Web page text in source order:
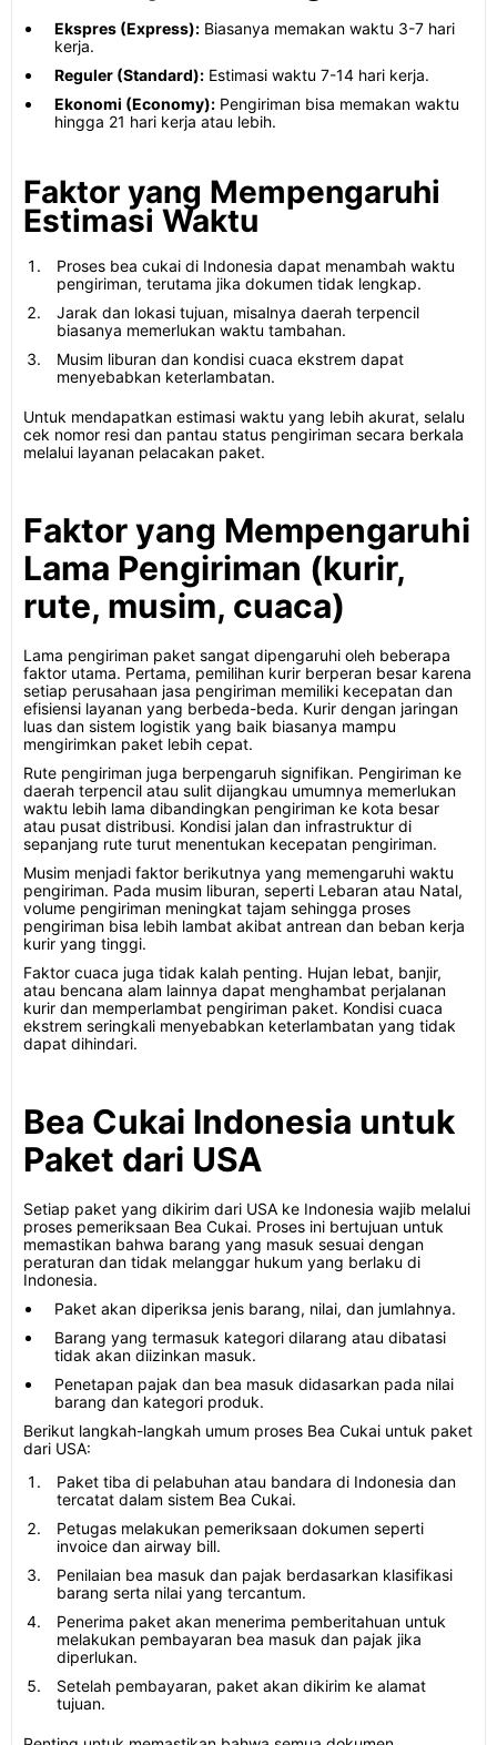
Ekspres (Express): Biasanya memakan waktu 3-7 hari
kerja.
Reguler (Standard): Estimasi waktu 7-14 hari kerja.
Ekonomi (Economy): Pengiriman bisa memakan waktu
hingga 21 hari kerja atau lebih.
Faktor yang Mempengaruhi
Estimasi Waktu
Proses bea cukai di Indonesia dapat menambah waktu
pengiriman, terutama jika dokumen tidak lengkap.
Jarak dan lokasi tujuan, misalnya daerah terpencil
biasanya memerlukan waktu tambahan.
Musim liburan dan kondisi cuaca ekstrem dapat
menyebabkan keterlambatan.
Untuk mendapatkan estimasi waktu yang lebih akurat, selalu
cek nomor resi dan pantau status pengiriman secara berkala
melalui layanan pelacakan paket.
Faktor yang Mempengaruhi
Lama Pengiriman (kurir,
rute, musim, cuaca)
Lama pengiriman paket sangat dipengaruhi oleh beberapa
faktor utama. Pertama, pemilihan kurir berperan besar karena
setiap perusahaan jasa pengiriman memiliki kecepatan dan
efisiensi layanan yang berbeda-beda. Kurir dengan jaringan
luas dan sistem logistik yang baik biasanya mampu
mengirimkan paket lebih cepat.
Rute pengiriman juga berpengaruh signifikan. Pengiriman ke
daerah terpencil atau sulit dijangkau umumnya memerlukan
waktu lebih lama dibandingkan pengiriman ke kota besar
atau pusat distribusi. Kondisi jalan dan infrastruktur di
sepanjang rute turut menentukan kecepatan pengiriman.
Musim menjadi faktor berikutnya yang memengaruhi waktu
pengiriman. Pada musim liburan, seperti Lebaran atau Natal,
volume pengiriman meningkat tajam sehingga proses
pengiriman bisa lebih lambat akibat antrean dan beban kerja
kurir yang tinggi.
Faktor cuaca juga tidak kalah penting. Hujan lebat, banjir,
atau bencana alam lainnya dapat menghambat perjalanan
kurir dan memperlambat pengiriman paket. Kondisi cuaca
ekstrem seringkali menyebabkan keterlambatan yang tidak
dapat dihindari.
Bea Cukai Indonesia untuk
Paket dari USA
Setiap paket yang dikirim dari USA ke Indonesia wajib melalui
proses pemeriksaan Bea Cukai. Proses ini bertujuan untuk
memastikan bahwa barang yang masuk sesuai dengan
peraturan dan tidak melanggar hukum yang berlaku di
Indonesia.
Paket akan diperiksa jenis barang, nilai, dan jumlahnya.
Barang yang termasuk kategori dilarang atau dibatasi
tidak akan diizinkan masuk.
Penetapan pajak dan bea masuk didasarkan pada nilai
barang dan kategori produk.
Berikut langkah-langkah umum proses Bea Cukai untuk paket
dari USA:
Paket tiba di pelabuhan atau bandara di Indonesia dan
tercatat dalam sistem Bea Cukai.
Petugas melakukan pemeriksaan dokumen seperti
invoice dan airway bill.
Penilaian bea masuk dan pajak berdasarkan klasifikasi
barang serta nilai yang tercantum.
Penerima paket akan menerima pemberitahuan untuk
melakukan pembayaran bea masuk dan pajak jika
diperlukan.
Setelah pembayaran, paket akan dikirim ke alamat
tujuan.